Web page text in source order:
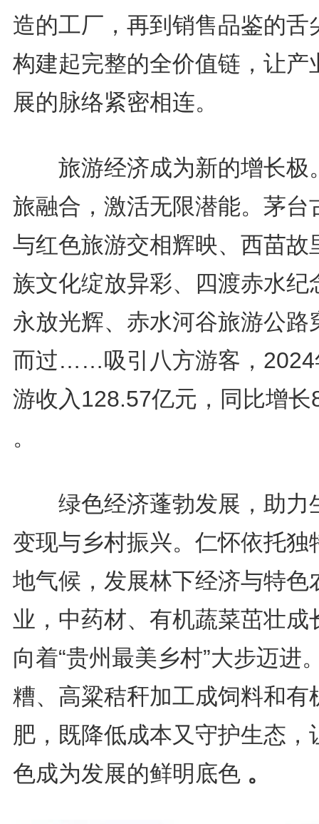
造的工厂，再到销售品鉴的舌
构建起完整的全价值链，让产
展的脉络紧密相连。
旅游经济成为新的增长极
旅融合，激活无限潜能。茅台
与红色旅游交相辉映、西苗故
族文化绽放异彩、四渡赤水纪
永放光辉、赤水河谷旅游公路
而过……吸引八方游客，2024
游收入128.57亿元，同比增长
。
绿色经济蓬勃发展，助力
变现与乡村振兴。仁怀依托独
地气候，发展林下经济与特色
业，中药材、有机蔬菜茁壮成
向着“贵州最美乡村”大步迈进
糟、高粱秸秆加工成饲料和有
肥，既降低成本又守护生态，
色成为发展的鲜明底色 。